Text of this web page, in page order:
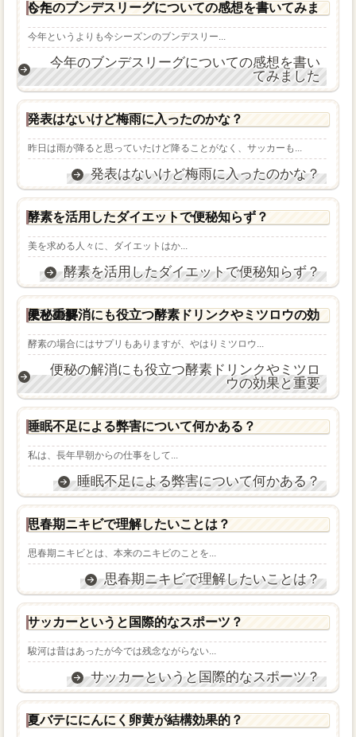
今年のブンデスリーグについての感想を書いてみました
今年というよりも今シーズンのブンデスリー...
今年のブンデスリーグについての感想を書い
てみました
発表はないけど梅雨に入ったのかな？
昨日は雨が降ると思っていたけど降ることがなく、サッカーも...
発表はないけど梅雨に入ったのかな？
酵素を活用したダイエットで便秘知らず？
美を求める人々に、ダイエットはか...
酵素を活用したダイエットで便秘知らず？
便秘の解消にも役立つ酵素ドリンクやミツロウの効果と重要
酵素の場合にはサプリもありますが、やはりミツロウ...
便秘の解消にも役立つ酵素ドリンクやミツロ
ウの効果と重要
睡眠不足による弊害について何かある？
私は、長年早朝からの仕事をして...
睡眠不足による弊害について何かある？
思春期ニキビで理解したいことは？
思春期ニキビとは、本来のニキビのことを...
思春期ニキビで理解したいことは？
サッカーというと国際的なスポーツ？
駿河は昔はあったが今では残念ながらない...
サッカーというと国際的なスポーツ？
夏バテににんにく卵黄が結構効果的？